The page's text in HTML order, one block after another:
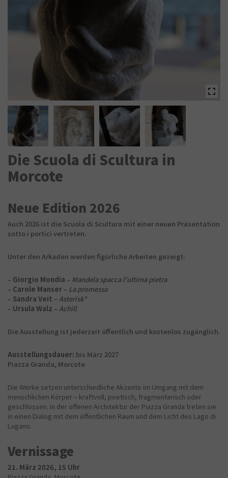
Die Scuola di Scultura in
Morcote
Neue Edition 2026
Auch 2026 ist die Scuola di Scultura mit einer neuen Präsentation
sotto i portici vertreten.
Unter den Arkaden werden figürliche Arbeiten gezeigt:
– Giorgio Mondia – Mandela spacca l'ultima pietra
– Carole Manser – La promessa
– Sandra Veit – Asterisk*
– Ursula Walz – Achill
Die Ausstellung ist jederzeit öffentlich und kostenlos zugänglich.
Ausstellungsdauer: bis März 2027
Piazza Granda, Morcote
Die Werke setzen unterschiedliche Akzente im Umgang mit dem
menschlichen Körper – kraftvoll, poetisch, fragmentarisch oder
geschlossen. In der offenen Architektur der Piazza Granda treten sie
in einen Dialog mit dem öffentlichen Raum und dem Licht des Lago di
Lugano.
Vernissage
21. März 2026, 15 Uhr